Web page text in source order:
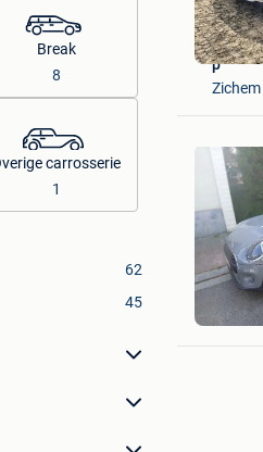
Break
8
carrosserie
1
62
45
p
Zichem
Guido
Herzele